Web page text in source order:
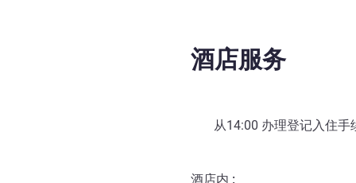
酒店服务
从14:00 办理登记入住手
酒店内